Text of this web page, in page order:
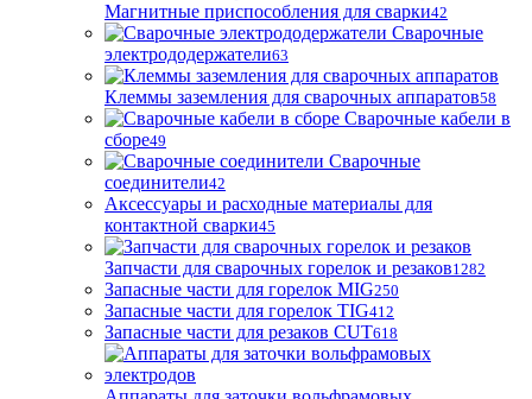
Магнитные приспособления для сварки42
Сварочные
электрододержатели63
Клеммы заземления для сварочных аппаратов58
Сварочные кабели в
сборе49
Сварочные
соединители42
Аксессуары и расходные материалы для
контактной сварки45
Запчасти для сварочных горелок и резаков1282
Запасные части для горелок MIG250
Запасные части для горелок TIG412
Запасные части для резаков CUT618